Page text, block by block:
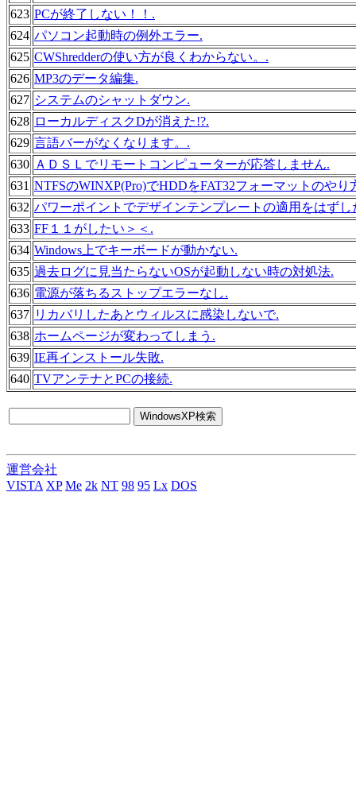
623 PCが終了しない！！.
624 パソコン起動時の例外エラー.
625 CWShredderの使い方が良くわからない。.
626 MP3のデータ編集.
627 システムのシャットダウン.
628 ローカルディスクDが消えた!?.
629 言語バーがなくなります。.
630 ＡＤＳＬでリモートコンピューターが応答しません.
631 NTFSのWINXP(Pro)でHDDをFAT32フォーマットのやり
632 パワーポイントでデザインテンプレートの適用をはずし
633 FF１１がしたい＞＜.
634 Windows上でキーボードが動かない.
635 過去ログに見当たらないOSが起動しない時の対処法.
636 電源が落ちるストップエラーなし.
637 リカバリしたあとウィルスに感染しないで.
638 ホームページが変わってしまう.
639 IE再インストール失敗.
640 TVアンテナとPCの接続.
運営会社
VISTA XP Me 2k NT 98 95 Lx DOS